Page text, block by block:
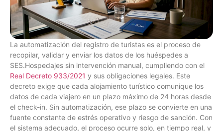
La automatización del registro de turistas es el proceso de
recopilar, validar y enviar los datos de los huéspedes a
SES.Hospedajes sin intervención manual, cumpliendo con el
Real Decreto 933/2021 y sus obligaciones legales. Este
decreto exige que cada alojamiento turístico comunique los
datos de cada viajero en un plazo máximo de 24 horas desde
el check-in. Sin automatización, ese plazo se convierte en una
fuente constante de estrés operativo y riesgo de sanción. Con
el sistema adecuado, el proceso ocurre solo, en tiempo real, y